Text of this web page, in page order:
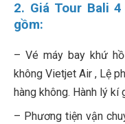
2. Giá Tour Bali
gồm:
– Vé máy bay khứ
không Vietjet Air , Lệ
hàng không. Hành lý
– Phương tiện vận